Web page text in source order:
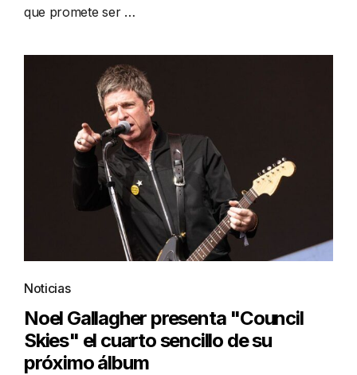
que promete ser …
Noticias
Noel Gallagher presenta "Council
Skies" el cuarto sencillo de su
próximo álbum